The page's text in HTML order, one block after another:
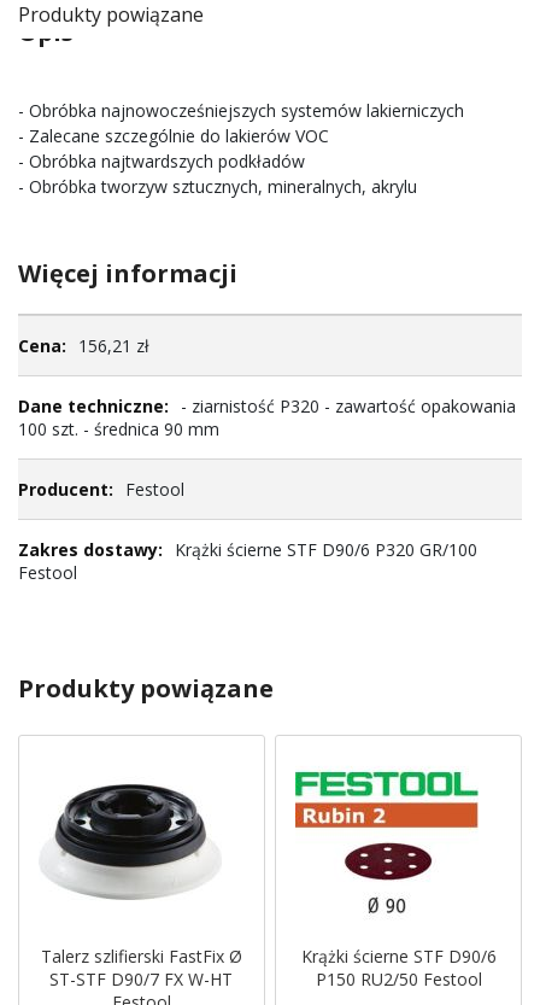
Produkty powiązane
Opis
- Obróbka najnowocześniejszych systemów lakierniczych
- Zalecane szczególnie do lakierów VOC
- Obróbka najtwardszych podkładów
- Obróbka tworzyw sztucznych, mineralnych, akrylu
Więcej informacji
informacji156,21 zł
- ziarnistość P320 - zawartość opakowania
100 szt. - średnica 90 mm
Festool
Krążki ścierne STF D90/6 P320 GR/100
Festool
Produkty powiązane
Talerz szlifierski FastFix Ø
ST-STF D90/7 FX W-HT
Krążki ścierne STF D90/6
P150 RU2/50 Festool